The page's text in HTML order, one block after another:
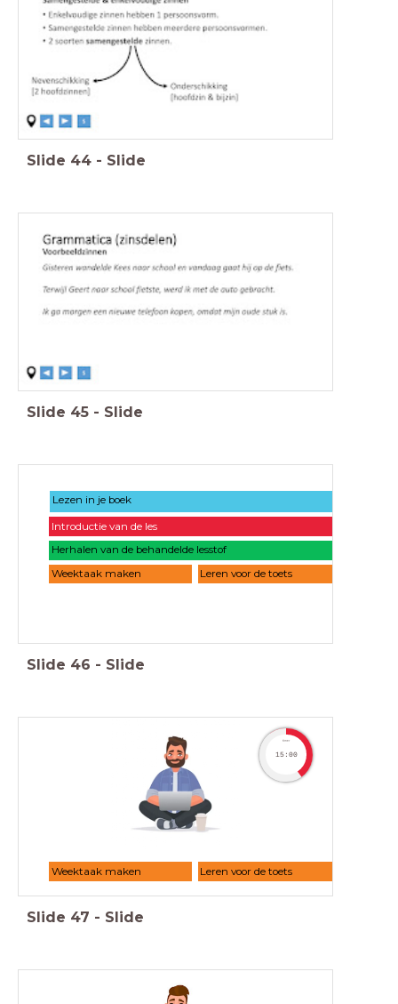
Slide 44 - Slide
Slide 45 - Slide
Leren voor de toets
Lezen in je boek
Introductie van de les
Herhalen van de behandelde lesstof
Weektaak maken
Slide 46 - Slide
timer
15:00
Weektaak maken Leren voor de toets
Slide 47 - Slide